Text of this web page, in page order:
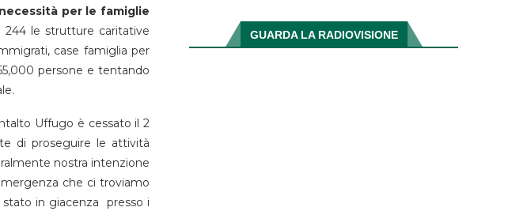
per le famiglie
244 le strutture caritative
case famiglia per
persone e tentando
Uffugo è cessato il 2
di proseguire le attività
nostra intenzione
che ci troviamo
in giacenza presso i
GUARDA LA RADIOVISIONE